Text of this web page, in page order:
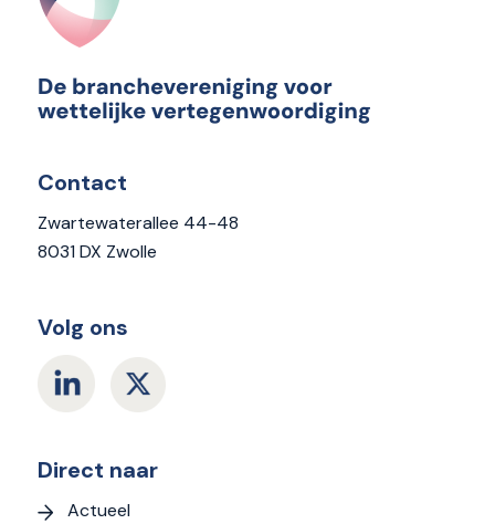
Contact
Zwartewaterallee 44-48
8031 DX Zwolle
Volg ons
Direct naar
Actueel